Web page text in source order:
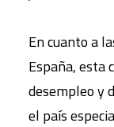
En cuanto a
España, esta
desempleo y
el país